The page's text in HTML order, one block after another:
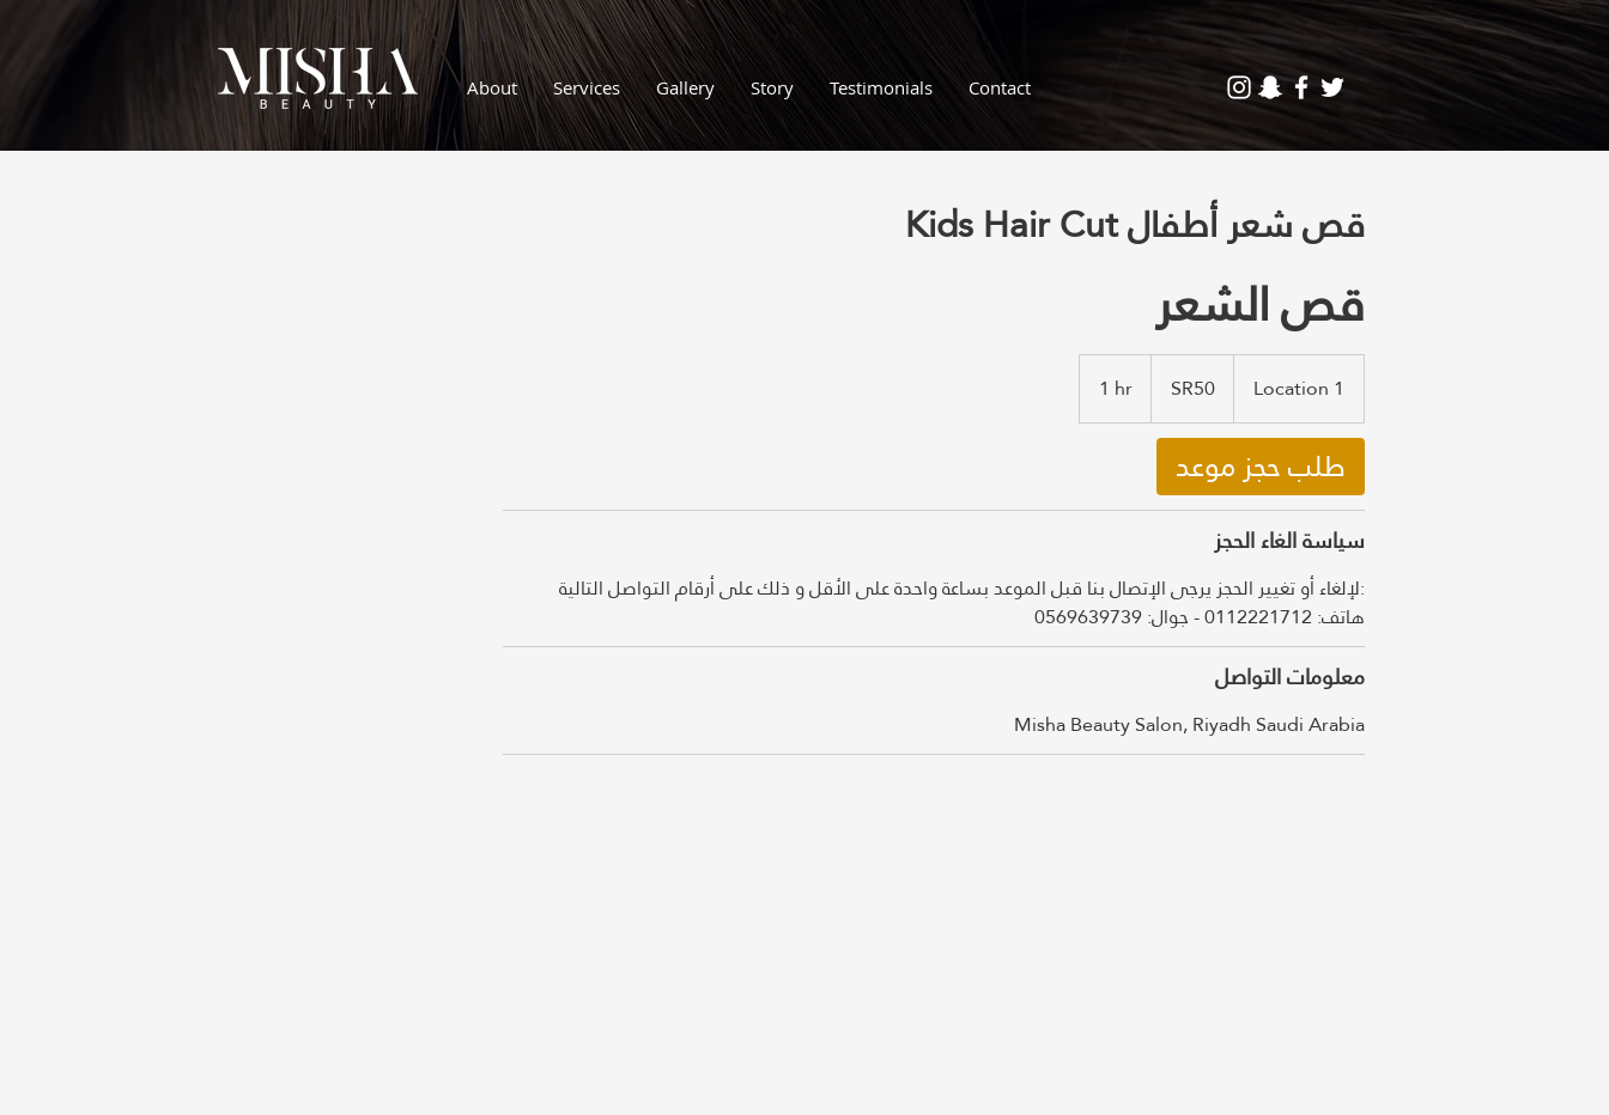
About Services Gallery Story Testimonials Contact
Kids Hair Cut قص شعر أطفال
قص الشعر
1 hr
h
SR50 Location 1
طلب حجز موعد
سياسة الغاء الحجز
لإلغاء أو تغيير الحجز يرجى الإتصال بنا قبل الموعد بساعة واحدة على الأقل و ذلك على أرقام التواصل التالية:
معلومات التواصل
Misha Beauty Salon, Riyadh Saudi Arabia